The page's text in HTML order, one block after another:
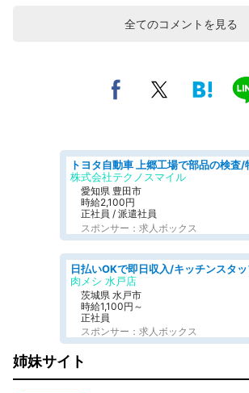
全てのコメントを見る
株式会社テクノスマイル
愛知県 豊田市
時給2,100円
正社員 / 派遣社員
スポンサー：求人ボックス
肉メシ 水戸店
茨城県 水戸市
時給1,100円～
正社員
スポンサー：求人ボックス
姉妹サイト